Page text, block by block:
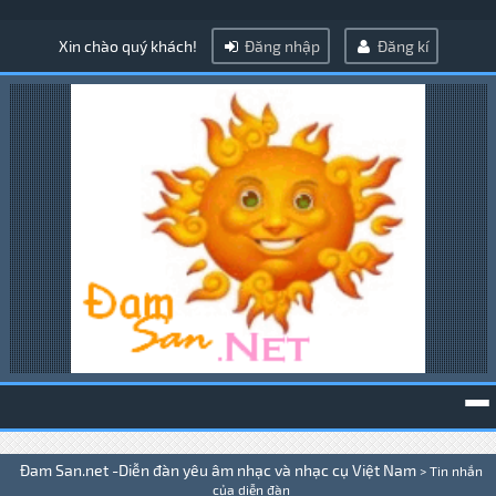
Xin chào quý khách! Đăng nhập Đăng kí
Đam San.net -Diễn đàn yêu âm nhạc và nhạc cụ Việt Nam > Tin nhắn
của diễn đàn